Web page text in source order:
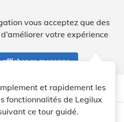
vous acceptez que des
votre expérience
afficher ce message
account_circle help Aide
et rapidement les
fonctionnalités de Legilux
ce tour guidé.
light_mode dark_mode